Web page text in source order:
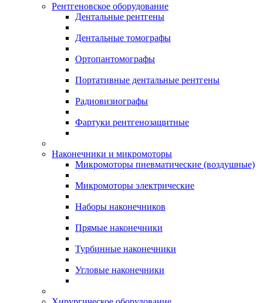
Рентгеновское оборудование
Дентальные рентгены
Дентальные томографы
Ортопантомографы
Портативные дентальные рентгены
Радиовизиографы
Фартуки рентгенозащитные
Наконечники и микромоторы
Микромоторы пневматические (воздушные)
Микромоторы электрические
Наборы наконечников
Прямые наконечники
Турбинные наконечники
Угловые наконечники